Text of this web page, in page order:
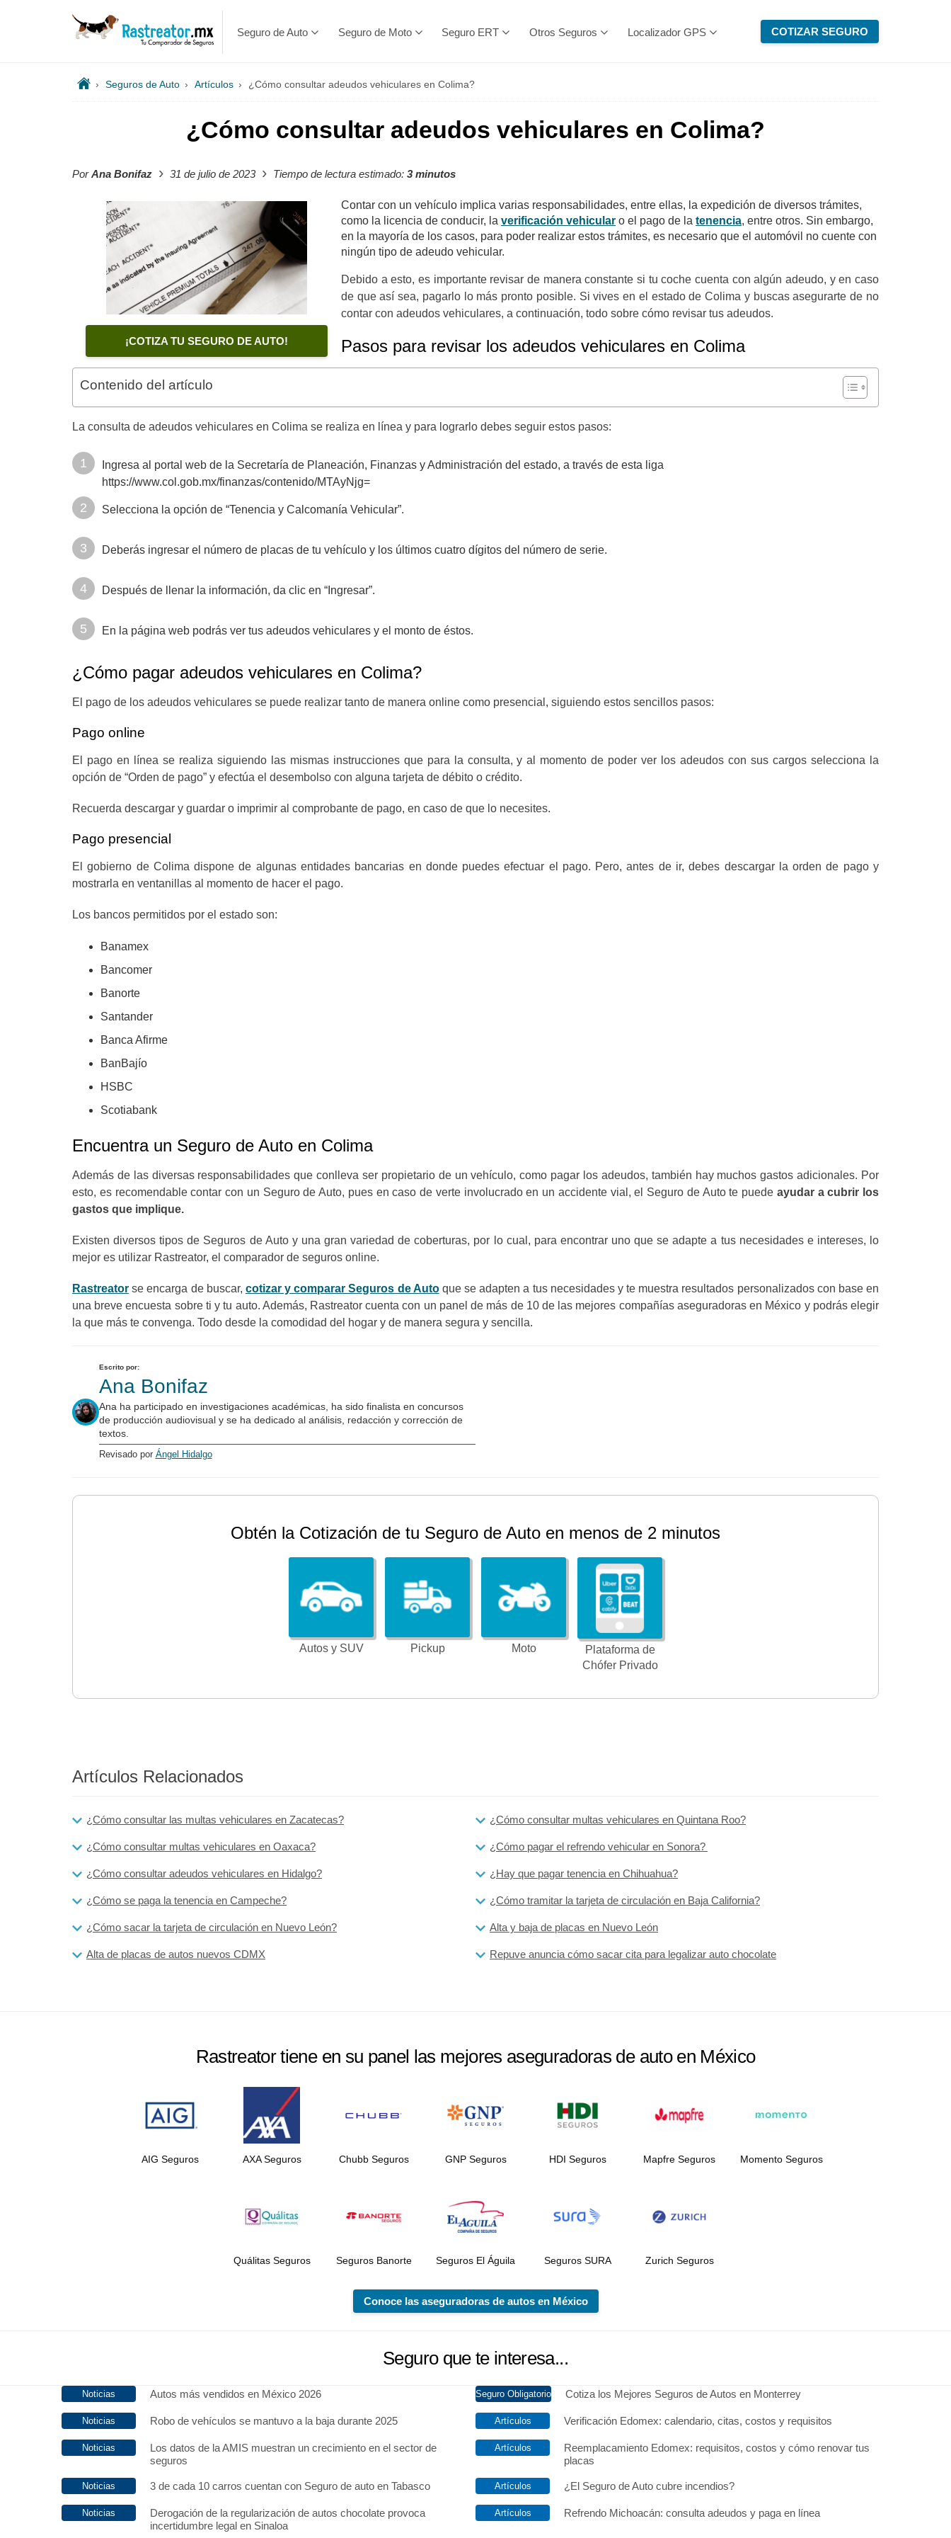
Seguro de Auto Seguro de Moto Seguro ERT Otros Seguros Localizador GPS COTIZAR SEGURO
› Seguros de Auto › Artículos › ¿Cómo consultar adeudos vehiculares en Colima?
¿Cómo consultar adeudos vehiculares en Colima?
PorAna Bonifaz › 31 de julio de 2023 › Tiempo de lectura estimado: 3 minutos
¡COTIZA TU SEGURO DE AUTO!
Contar con un vehículo implica varias responsabilidades, entre ellas, la expedición de diversos trámites,
como la licencia de conducir, la verificación vehicularo el pago de la tenencia, entre otros. Sin embargo,
en la mayoría de los casos, para poder realizar estos trámites, es necesario que el automóvil no cuente con
ningún tipo de adeudo vehicular.
Debido a esto, es importante revisar de manera constante si tu coche cuenta con algún adeudo, y en caso
de que así sea, pagarlo lo más pronto posible. Si vives en el estado de Colima y buscas asegurarte de no
contar con adeudos vehiculares, a continuación, todo sobre cómo revisar tus adeudos.
Pasos para revisar los adeudos vehiculares en Colima
Contenido del artículo
La consulta de adeudos vehiculares en Colima se realiza en línea y para lograrlo debes seguir estos pasos:
Ingresa al portal web de la Secretaría de Planeación, Finanzas y Administración del estado, a través de esta liga
https://www.col.gob.mx/finanzas/contenido/MTAyNjg=
Selecciona la opción de “Tenencia y Calcomanía Vehicular”.
Deberás ingresar el número de placas de tu vehículo y los últimos cuatro dígitos del número de serie.
Después de llenar la información, da clic en “Ingresar”.
En la página web podrás ver tus adeudos vehiculares y el monto de éstos.
¿Cómo pagar adeudos vehiculares en Colima?
El pago de los adeudos vehiculares se puede realizar tanto de manera online como presencial, siguiendo estos sencillos pasos:
Pago online
El pago en línea se realiza siguiendo las mismas instrucciones que para la consulta, y al momento de poder ver los adeudos con sus cargos selecciona la
opción de “Orden de pago” y efectúa el desembolso con alguna tarjeta de débito o crédito.
Recuerda descargar y guardar o imprimir al comprobante de pago, en caso de que lo necesites.
Pago presencial
El gobierno de Colima dispone de algunas entidades bancarias en donde puedes efectuar el pago. Pero, antes de ir, debes descargar la orden de pago y
mostrarla en ventanillas al momento de hacer el pago.
Los bancos permitidos por el estado son:
Banamex
Bancomer
Banorte
Santander
Banca Afirme
BanBajío
HSBC
Scotiabank
Encuentra un Seguro de Auto en Colima
Además de las diversas responsabilidades que conlleva ser propietario de un vehículo, como pagar los adeudos, también hay muchos gastos adicionales. Por
esto, es recomendable contar con un Seguro de Auto, pues en caso de verte involucrado en un accidente vial, el Seguro de Auto te puede ayudar a cubrir los
gastos que implique.
Existen diversos tipos de Seguros de Auto y una gran variedad de coberturas, por lo cual, para encontrar uno que se adapte a tus necesidades e intereses, lo
mejor es utilizar Rastreator, el comparador de seguros online.
Rastreator se encarga de buscar, cotizar y comparar Seguros de Autoque se adapten a tus necesidades y te muestra resultados personalizados con base en
una breve encuesta sobre ti y tu auto. Además, Rastreator cuenta con un panel de más de 10 de las mejores compañías aseguradoras en México y podrás elegir
la que más te convenga. Todo desde la comodidad del hogar y de manera segura y sencilla.
Escrito por:
Ana Bonifaz
Ana ha participado en investigaciones académicas, ha sido finalista en concursos
de producción audiovisual y se ha dedicado al análisis, redacción y corrección de
textos.
Revisado por Ángel Hidalgo
Obtén la Cotización de tu Seguro de Auto en menos de 2 minutos
Autos y SUV Pickup Moto
Plataforma de
Chófer Privado
Artículos Relacionados
¿Cómo consultar las multas vehiculares en Zacatecas? ¿Cómo consultar multas vehiculares en Quintana Roo?
¿Cómo consultar multas vehiculares en Oaxaca? ¿Cómo pagar el refrendo vehicular en Sonora?
¿Cómo consultar adeudos vehiculares en Hidalgo? ¿Hay que pagar tenencia en Chihuahua?
¿Cómo se paga la tenencia en Campeche? ¿Cómo tramitar la tarjeta de circulación en Baja California?
¿Cómo sacar la tarjeta de circulación en Nuevo León? Alta y baja de placas en Nuevo León
Alta de placas de autos nuevos CDMX Repuve anuncia cómo sacar cita para legalizar auto chocolate
Rastreator tiene en su panel las mejores aseguradoras de auto en México
AIG Seguros AXA Seguros Chubb Seguros GNP Seguros HDI Seguros Mapfre Seguros Momento Seguros
Quálitas Seguros Seguros Banorte Seguros El Águila Seguros SURA Zurich Seguros
Conoce las aseguradoras de autos en México
Seguro que te interesa...
Autos más vendidos en México 2026
Robo de vehículos se mantuvo a la baja durante 2025
Los datos de la AMIS muestran un crecimiento en el sector de
seguros
3 de cada 10 carros cuentan con Seguro de auto en Tabasco
Derogación de la regularización de autos chocolate provoca
incertidumbre legal en Sinaloa
Cotiza los Mejores Seguros de Autos en Monterrey
Verificación Edomex: calendario, citas, costos y requisitos
Reemplacamiento Edomex: requisitos, costos y cómo renovar tus
placas
¿El Seguro de Auto cubre incendios?
Refrendo Michoacán: consulta adeudos y paga en línea